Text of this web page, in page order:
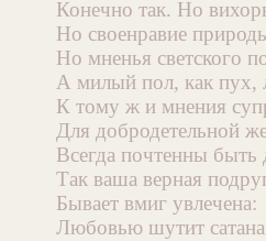
Конечно так. Но
Но своенравие
Но мненья светского
А милый пол, как пух,
К тому ж и мнения
Для добродетельной
Всегда почтенны
Так ваша верная
Бывает вмиг увлечена:
Любовью шутит